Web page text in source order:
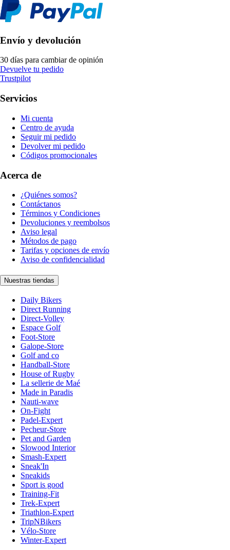
Envío y devolución
30 días para cambiar de opinión
Devuelve tu pedido
Trustpilot
Servicios
Mi cuenta
Centro de ayuda
Seguir mi pedido
Devolver mi pedido
Códigos promocionales
Acerca de
¿Quiénes somos?
Contáctanos
Términos y Condiciones
Devoluciones y reembolsos
Aviso legal
Métodos de pago
Tarifas y opciones de envío
Aviso de confidencialidad
Nuestras tiendas
Daily Bikers
Direct Running
Direct-Volley
Espace Golf
Foot-Store
Galope-Store
Golf and co
Handball-Store
House of Rugby
La sellerie de Maé
Made in Paradis
Nauti-wave
On-Fight
Padel-Expert
Pecheur-Store
Pet and Garden
Slowood Interior
Smash-Expert
Sneak'In
Sneakids
Sport is good
Training-Fit
Trek-Expert
Triathlon-Expert
TripNBikers
Vélo-Store
Winter-Expert